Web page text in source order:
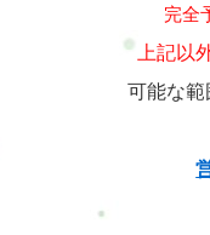
完全
上記以
可能な範